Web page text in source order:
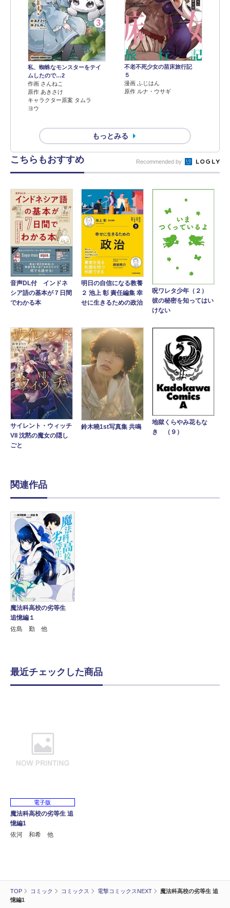
TOP コミック コミックス 電撃コミックスNEXT
魔法科高校の劣等生 追
憶編1
私、蜘蛛なモンスターをテイ
ムしたので…2
作画 さんねこ
原作 あきさけ
キャラクター原案 タムラ
ヨウ
不老不死少女の苗床旅行記
５
漫画 ふじはん
原作 ルナ・ウサギ
もっとみる
こちらもおすすめ Recommended by
音声DL付 インドネ
シア語の基本が７日間
でわかる本
明日の自信になる教養
２ 池上 彰 責任編集 幸
せに生きるための政治
呪ワレタ少年（２）
彼の秘密を知ってはい
けない
サイレント・ウィッチ
VII 沈黙の魔女の隠し
ごと
鈴木曉1st写真集 共鳴
地獄くらやみ花もな
き （９）
関連作品
魔法科高校の劣等生
追憶編１
佐島 勤 他
最近チェックした商品
電子版
魔法科高校の劣等生 追
憶編1
依河 和希 他